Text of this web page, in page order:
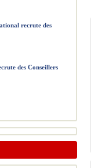
recrute des
des Conseillers